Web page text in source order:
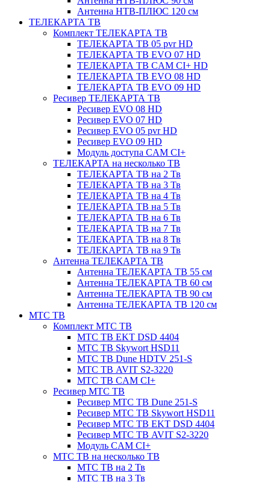
Антенна НТВ-ПЛЮС 120 см
ТЕЛЕКАРТА ТВ
Комплект ТЕЛЕКАРТА ТВ
ТЕЛЕКАРТА ТВ 05 pvr HD
ТЕЛЕКАРТА ТВ EVO 07 HD
ТЕЛЕКАРТА ТВ CAM CI+ HD
ТЕЛЕКАРТА ТВ EVO 08 HD
ТЕЛЕКАРТА ТВ EVO 09 HD
Ресивер ТЕЛЕКАРТА ТВ
Ресивер EVO 08 HD
Ресивер EVO 07 HD
Ресивер EVO 05 pvr HD
Ресивер EVO 09 HD
Модуль доступа CAM CI+
ТЕЛЕКАРТА на несколько ТВ
ТЕЛЕКАРТА ТВ на 2 Тв
ТЕЛЕКАРТА ТВ на 3 Тв
ТЕЛЕКАРТА ТВ на 4 Тв
ТЕЛЕКАРТА ТВ на 5 Тв
ТЕЛЕКАРТА ТВ на 6 Тв
ТЕЛЕКАРТА ТВ на 7 Тв
ТЕЛЕКАРТА ТВ на 8 Тв
ТЕЛЕКАРТА ТВ на 9 Тв
Антенна ТЕЛЕКАРТА ТВ
Антенна ТЕЛЕКАРТА ТВ 55 см
Антенна ТЕЛЕКАРТА ТВ 60 см
Антенна ТЕЛЕКАРТА ТВ 90 см
Антенна ТЕЛЕКАРТА ТВ 120 см
МТС ТВ
Комплект МТС ТВ
МТС ТВ EKT DSD 4404
МТС ТВ Skywort HSD11
МТС ТВ Dune HDTV 251-S
МТС ТВ AVIT S2-3220
МТС ТВ CAM CI+
Ресивер МТС ТВ
Ресивер МТС ТВ Dune 251-S
Ресивер МТС ТВ Skywort HSD11
Ресивер МТС ТВ EKT DSD 4404
Ресивер МТС ТВ AVIT S2-3220
Модуль CAM CI+
МТС ТВ на несколько ТВ
МТС ТВ на 2 Тв
МТС ТВ на 3 Тв